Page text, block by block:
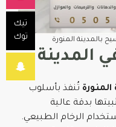
تيك
توك
بالمدينة المنورة
المدينة
تُنفذ بأسلوب
بدقة عالية
الرخام الطبيعي.